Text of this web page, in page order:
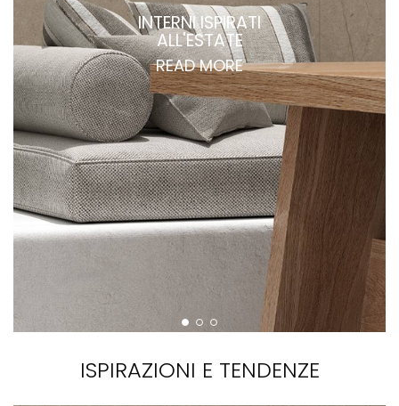
INTERNI ISPIRATI
ALL'ESTATE
READ MORE
ISPIRAZIONI E TENDENZE